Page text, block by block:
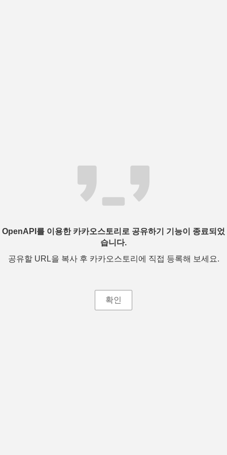
OpenAPI를 이용한 카카오스토리로 공유하기 기능이 종료되었
습니다.
공유할 URL을 복사 후 카카오스토리에 직접 등록해 보세요.
확인